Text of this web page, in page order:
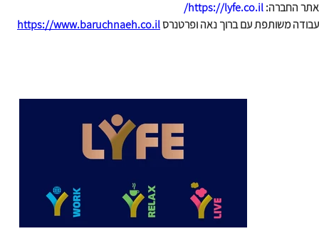
אתר החברה: https://lyfe.co.il/
עבודה משותפת עם ברוך נאה ופרטנרס https://www.baruchnaeh.co.il